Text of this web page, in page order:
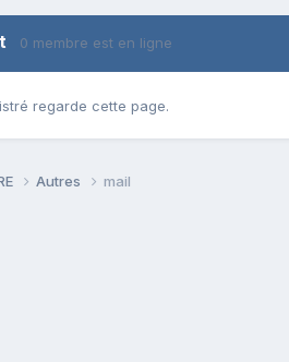
0 membre est en ligne
regarde cette page.
Autres mail